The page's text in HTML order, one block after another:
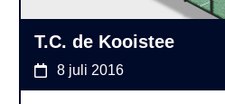
geven binnen de
de sport en onder andere de
KNLTB Padel competitie.
T.C. de Kooistee
8 juli 2016